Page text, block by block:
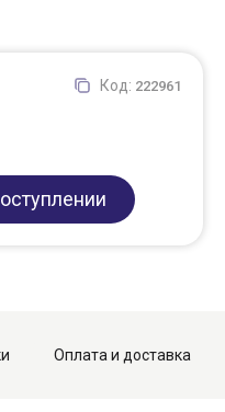
Код: 222961
Оплата и доставка